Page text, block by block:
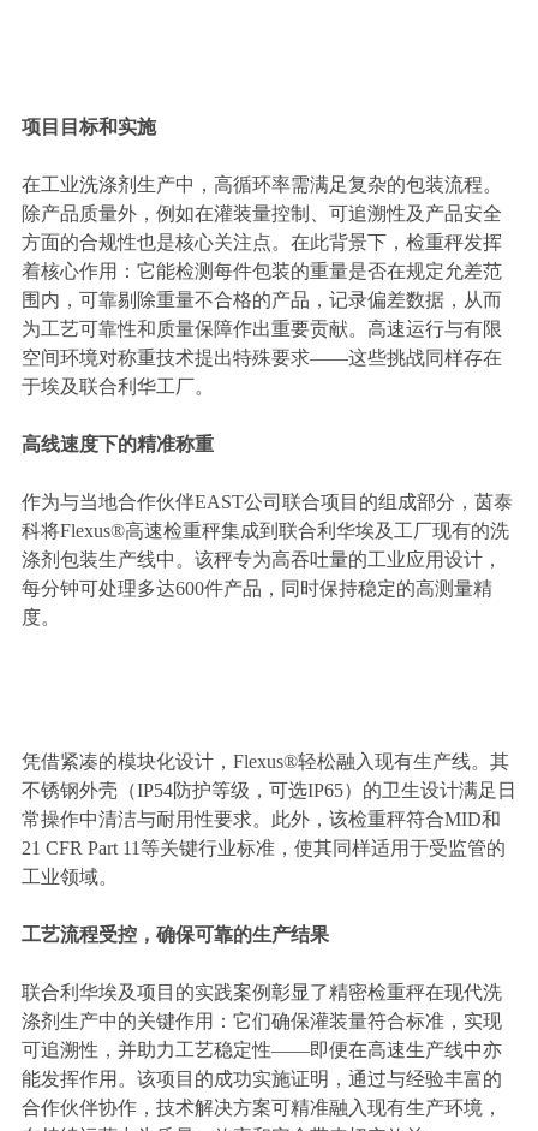
项目目标和实施
在工业洗涤剂生产中，高循环率需满足复杂的包装流程。
除产品质量外，例如在灌装量控制、可追溯性及产品安全
方面的合规性也是核心关注点。在此背景下，检重秤发挥
着核心作用：它能检测每件包装的重量是否在规定允差范
围内，可靠剔除重量不合格的产品，记录偏差数据，从而
为工艺可靠性和质量保障作出重要贡献。高速运行与有限
空间环境对称重技术提出特殊要求——这些挑战同样存在
于埃及联合利华工厂。
高线速度下的精准称重
作为与当地合作伙伴EAST公司联合项目的组成部分，茵泰
科将Flexus®高速检重秤集成到联合利华埃及工厂现有的洗
涤剂包装生产线中。该秤专为高吞吐量的工业应用设计，
每分钟可处理多达600件产品，同时保持稳定的高测量精
度。
凭借紧凑的模块化设计，Flexus®轻松融入现有生产线。其
不锈钢外壳（IP54防护等级，可选IP65）的卫生设计满足日
常操作中清洁与耐用性要求。此外，该检重秤符合MID和
21 CFR Part 11等关键行业标准，使其同样适用于受监管的
工业领域。
工艺流程受控，确保可靠的生产结果
联合利华埃及项目的实践案例彰显了精密检重秤在现代洗
涤剂生产中的关键作用：它们确保灌装量符合标准，实现
可追溯性，并助力工艺稳定性——即便在高速生产线中亦
能发挥作用。该项目的成功实施证明，通过与经验丰富的
合作伙伴协作，技术解决方案可精准融入现有生产环境，